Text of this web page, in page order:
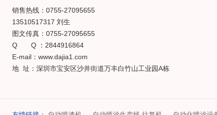
销售热线：0755-27095655
13510517317 刘生
图文传真：0755-27095655
Q Q ：2844916864
E-mail：www.dajia1.com
地 址：深圳市宝安区沙井街道万丰白竹山工业园A栋